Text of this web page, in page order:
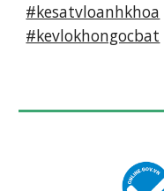
#kesatvloanhkhoa
#kevlokhongocbat